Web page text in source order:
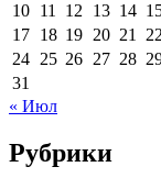
10 11 12 13 14
17 18 19 20 21 22
24 25 26 27 28
31
« Июл
Рубрики